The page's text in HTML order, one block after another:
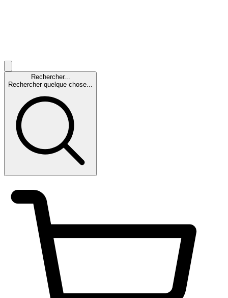
Rechercher...
Rechercher quelque chose...